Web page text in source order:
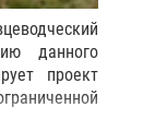
данного
проект